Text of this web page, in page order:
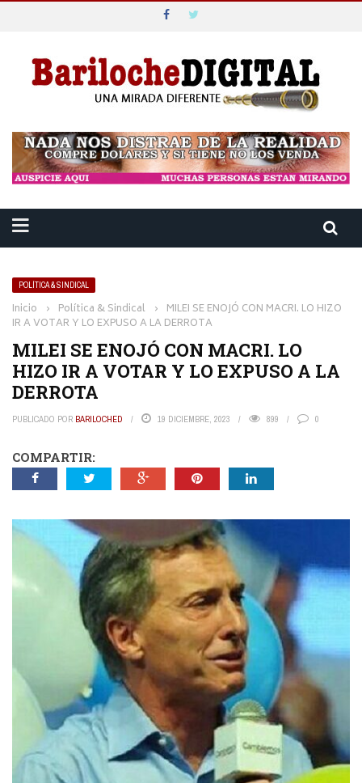
POLÍTICA & SINDICAL
Inicio › Política & Sindical › MILEI SE ENOJÓ CON MACRI. LO HIZO
IR A VOTAR Y LO EXPUSO A LA DERROTA
MILEI SE ENOJÓ CON MACRI. LO
HIZO IR A VOTAR Y LO EXPUSO A LA
DERROTA
PUBLICADO POR BARILOCHED 19 DICIEMBRE, 2023 899 0
COMPARTIR: